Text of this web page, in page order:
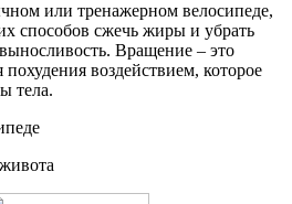
или тренажерном велосипеде,
способов сжечь жиры и убрать
Вращение – это
воздействием, которое
тела.